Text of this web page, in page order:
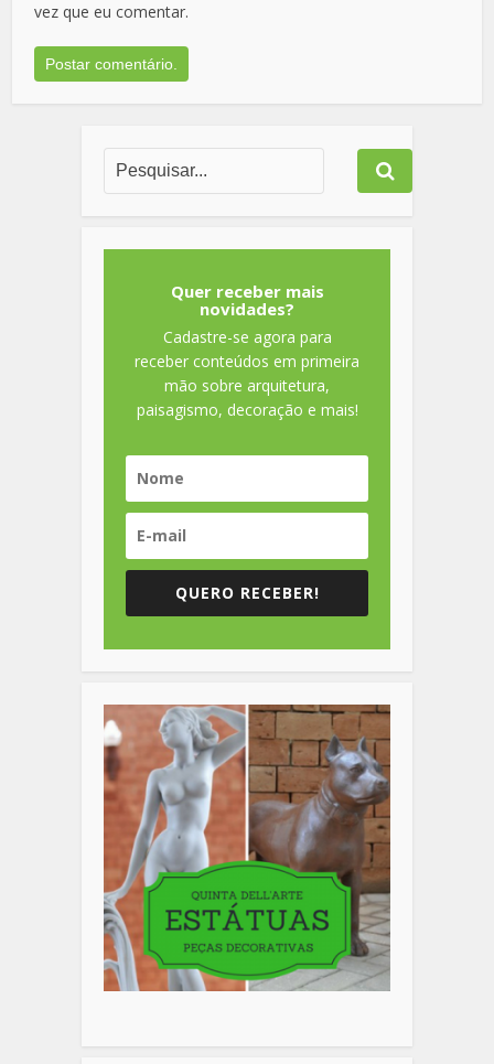
vez que eu comentar.
Quer receber mais
novidades?
Cadastre-se agora para
receber conteúdos em primeira
mão sobre arquitetura,
paisagismo, decoração e mais!
QUERO RECEBER!